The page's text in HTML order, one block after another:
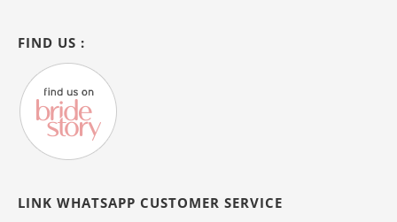
FIND US :
LINK WHATSAPP CUSTOMER SERVICE